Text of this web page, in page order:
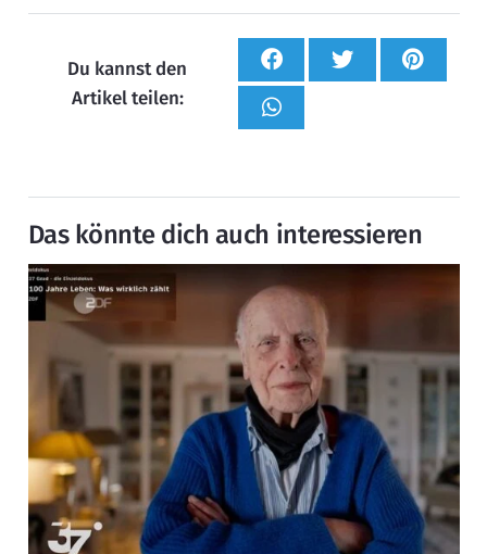
Du kannst den
Artikel teilen:
Das könnte dich auch interessieren